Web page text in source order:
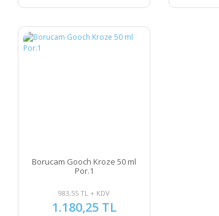
Borucam Gooch Kroze 50 ml
Por.1
983,55 TL + KDV
1.180,25 TL